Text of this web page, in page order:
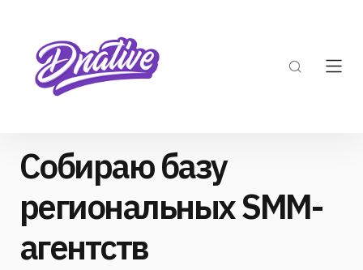
Собираю базу
региональных SMM-
агентств